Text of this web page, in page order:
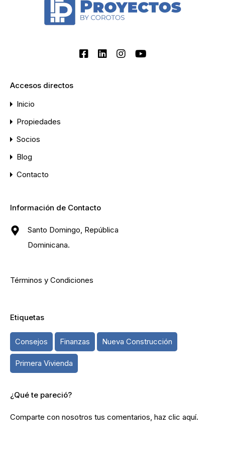
Accesos directos
Inicio
Propiedades
Socios
Blog
Contacto
Información de Contacto
Santo Domingo, República
Dominicana.
Términos y Condiciones
Etiquetas
Consejos Finanzas Nueva Construcción
Primera Vivienda
¿Qué te pareció?
Comparte con nosotros tus comentarios, haz clic aquí.